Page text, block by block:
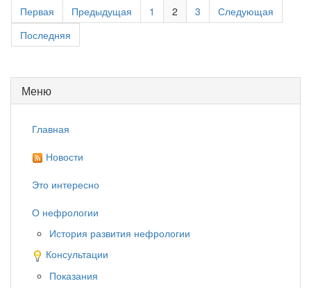
Первая Предыдущая 1 2 3
Следующая
Последняя
Меню
Главная
Новости
Это интересно
О нефрологии
История развития нефрологии
Консультации
Показания